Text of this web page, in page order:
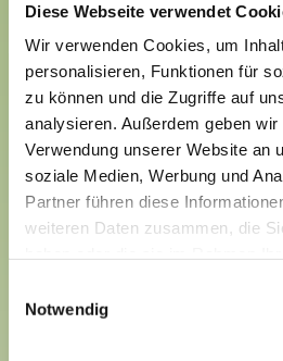
Diese Webseite verwendet
Wir verwenden Cookies, um
personalisieren, Funktionen für
zu können und die Zugriffe auf
analysieren. Außerdem geben
Verwendung unserer Website an
soziale Medien, Werbung und
Partner führen diese
weiteren Daten zusammen, die
Notwendig
Bestellungen
WEB Portal
WEB Portal
Wir haben für Sie unseren